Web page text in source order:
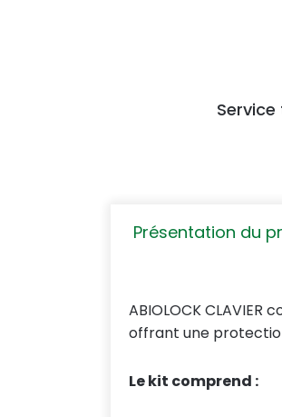
Présentation du
ABIOLOCK
offrant une
Le kit comprend :